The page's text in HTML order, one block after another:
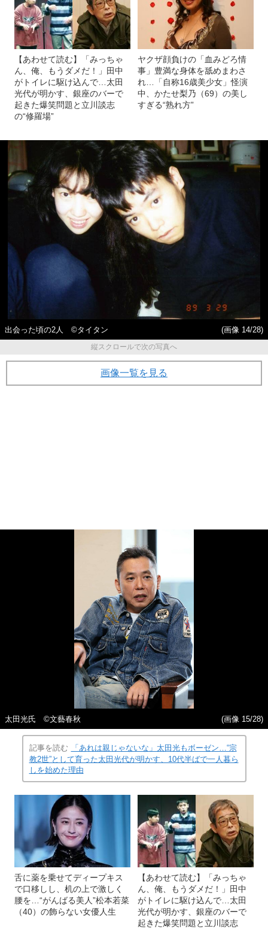
【あわせて読む】「みっちゃ
ん、俺、もうダメだ！」田中
がトイレに駆け込んで…太田
光代が明かす、銀座のバーで
起きた爆笑問題と立川談志
の“修羅場”
ヤクザ顔負けの「血みどろ情
事」豊満な身体を舐めまわさ
れ…「自称16歳美少女」怪演
中、かたせ梨乃（69）の美し
すぎる“熟れ方”
出会った頃の2人 ©タイタン
(画像 14/28)
縦スクロールで次の写真へ
画像一覧を見る
太田光氏 ©文藝春秋 (画像 15/28)
記事を読む
「あれは親じゃないな」太田光もボーゼン…“宗
教2世”として育った太田光代が明かす、10代半ばで一人暮ら
しを始めた理由
舌に薬を乗せてディープキス
で口移しし、机の上で激しく
腰を…“がんばる美人”松本若菜
（40）の飾らない女優人生
【あわせて読む】「みっちゃ
ん、俺、もうダメだ！」田中
がトイレに駆け込んで…太田
光代が明かす、銀座のバーで
起きた爆笑問題と立川談志